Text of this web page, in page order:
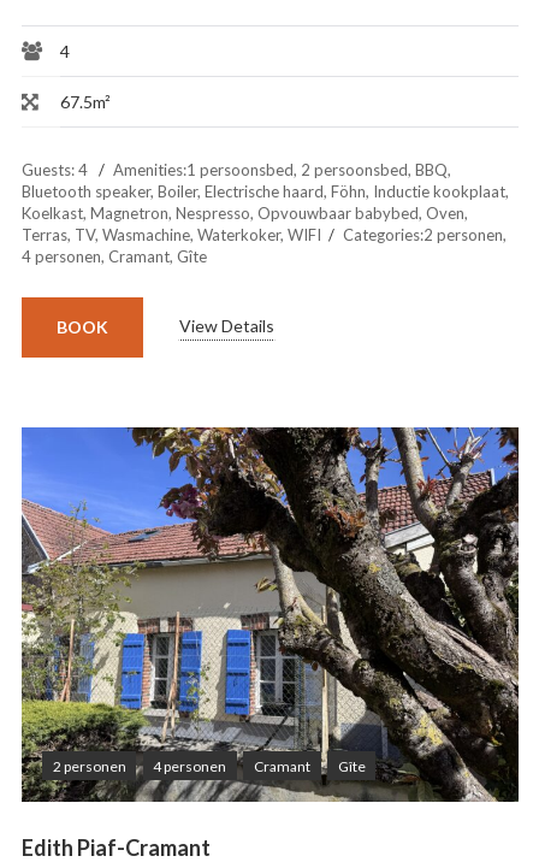
4
67.5m²
Guests:4 Amenities:1 persoonsbed, 2 persoonsbed,BBQ,
Bluetooth speaker, Boiler, Electrische haard, Föhn, Inductie kookplaat,
Koelkast, Magnetron, Nespresso, Opvouwbaar babybed, Oven,
Terras, TV, Wasmachine, Waterkoker, WIFI Categories:2 personen,
4 personen, Cramant, Gîte
View Details
BOOK
2 personen 4 personen Cramant Gîte
Edith Piaf-Cramant